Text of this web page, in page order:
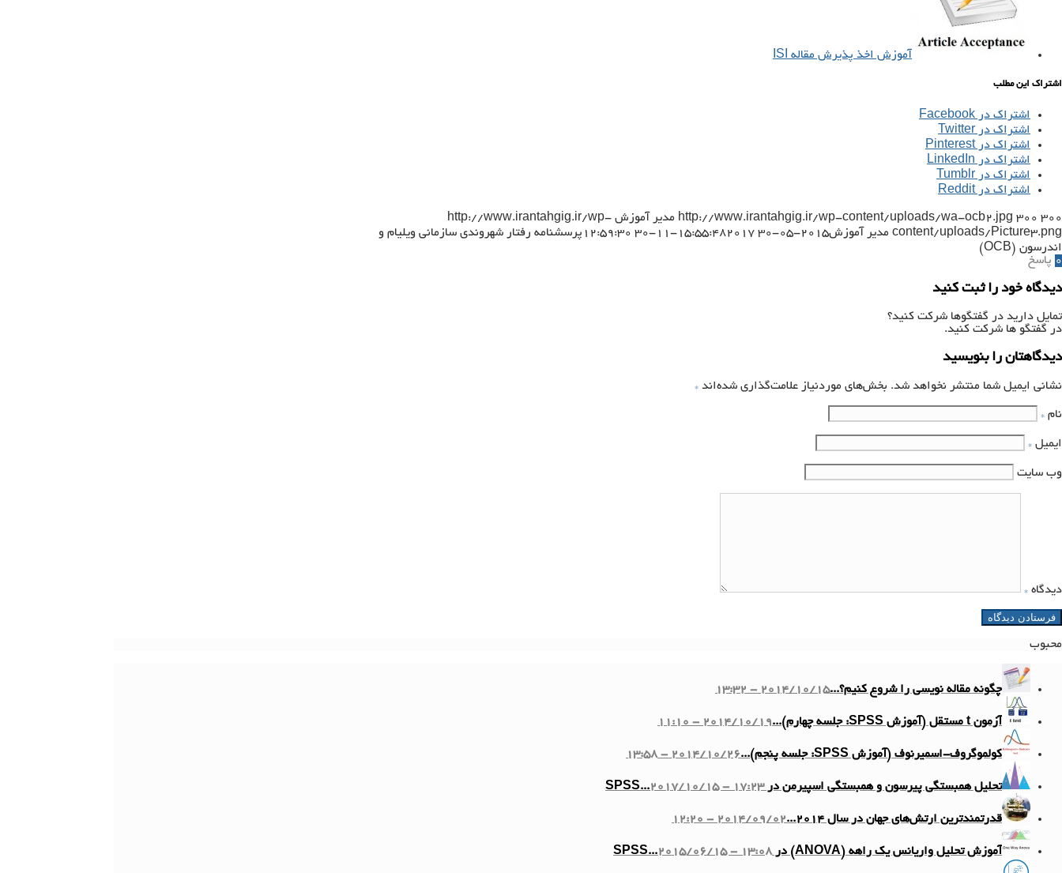
آموزش اخذ پذیرش مقاله ISI
اشتراک این مطلب
اشتراک در Facebook
اشتراک در Twitter
اشتراک در Pinterest
اشتراک در LinkedIn
اشتراک در Tumblr
اشتراک در Reddit
http://www.irantahgig.ir/wp-content/uploads/wa-ocb2.jpg 300 300 مدیر آموزش http://www.irantahgig.ir/wp-
content/uploads/Picture3.png مدیر آموزش2015-05-30 15:55:48
2017-11-30 12:59:30
پرسشنامه رفتار شهروندی سازمانی ویلیام و
اندرسون (OCB)
0 پاسخ
دیدگاه خود را ثبت کنید
تمایل دارید در گفتگوها شرکت کنید؟
در گفتگو ها شرکت کنید.
دیدگاهتان را بنویسید
نشانی ایمیل شما منتشر نخواهد شد. بخش‌های موردنیاز علامت‌گذاری شده‌اند *
نام *
ایمیل *
وب‌ سایت
دیدگاه *
محبوب
چگونه مقاله نویسی را شروع کنیم؟...2014/10/15 - 13:32
آزمون t مستقل (آموزش SPSS: جلسه چهارم)... 2014/10/19 - 11:10
کولموگروف-اسمیرنوف (آموزش SPSS: جلسه پنجم)... 2014/10/26 - 13:58
تحلیل همبستگی پیرسون و همبستگی اسپیرمن در SPSS...2017/10/15 - 17:23
قدرتمندترین ارتش‌های جهان در سال ۲۰۱۴... 2014/09/02 - 12:20
آموزش تحلیل واریانس یک راهه (ANOVA) در SPSS... 2015/06/15 - 13:08